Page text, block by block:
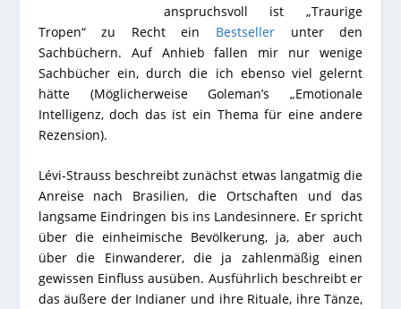
anspruchsvoll ist „Traurige
Tropen“ zu Recht ein Bestseller unter den
Sachbüchern. Auf Anhieb fallen mir nur wenige
Sachbücher ein, durch die ich ebenso viel gelernt
hätte (Möglicherweise Goleman’s „Emotionale
Intelligenz, doch das ist ein Thema für eine andere
Rezension).
Lévi-Strauss beschreibt zunächst etwas langatmig die
Anreise nach Brasilien, die Ortschaften und das
langsame Eindringen bis ins Landesinnere. Er spricht
über die einheimische Bevölkerung, ja, aber auch
über die Einwanderer, die ja zahlenmäßig einen
gewissen Einfluss ausüben. Ausführlich beschreibt er
das äußere der Indianer und ihre Rituale, ihre Tänze,